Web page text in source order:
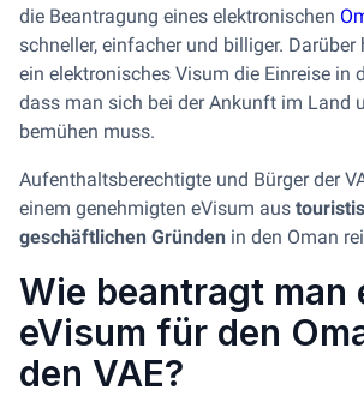
die Beantragung eines elektronischen
schneller, einfacher und billiger.
ein elektronisches Visum die Einreise in
dass man sich bei der Ankunft im Land
bemühen muss.
Aufenthaltsberechtigte und Bürger der
einem genehmigten eVisum aus
geschäftlichen Gründen in den Oman
Wie beantragt man
eVisum für den
den VAE?